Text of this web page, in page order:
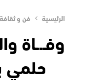
الرئيسية فن و ثقافة
وفـ.ـاة
حلمي